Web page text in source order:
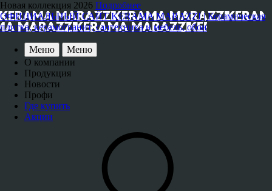
Новая коллекция 2026 Подробнее
ОФИЦИАЛЬНЫЙ САЙТ KERAMA MARAZZI | Керамическая
плитка, керамогранит, сантехника и мебель, обои
Меню
Меню
О компании
Продукция
Новости
Профи
Где купить
Акции